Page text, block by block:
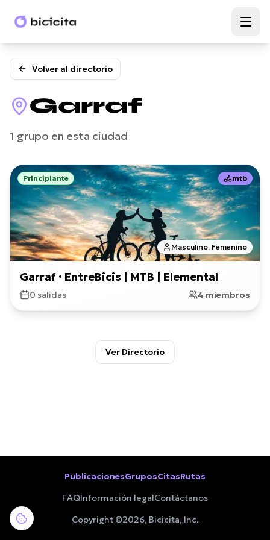
Volver al directorio
Garraf
1 grupo en esta ciudad
Principiante mtb
Masculino, Femenino
Garraf · EntreBicis | MTB | Elemental
0 salidas 4 miembros
Ver Directorio
PublicacionesGruposCitasRutas
FAQInformación legalContáctanos
Copyright ©2026, Bicicita, Inc.